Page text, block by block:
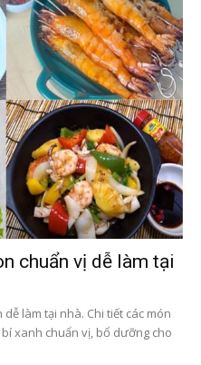
chuẩn vị dễ làm tại
làm tại nhà. Chi tiết các món
xanh chuẩn vị, bổ dưỡng cho